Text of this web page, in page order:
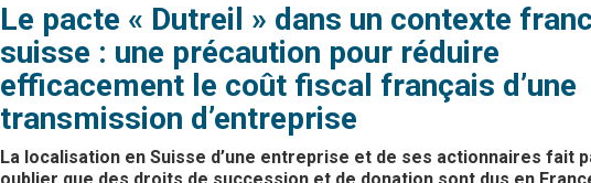
Le pacte « Dutreil » dans un contexte
suisse : une précaution pour réduire
efficacement le coût fiscal français d’une
transmission d’entreprise
La localisation en Suisse d’une entreprise et de ses actionnaires fait